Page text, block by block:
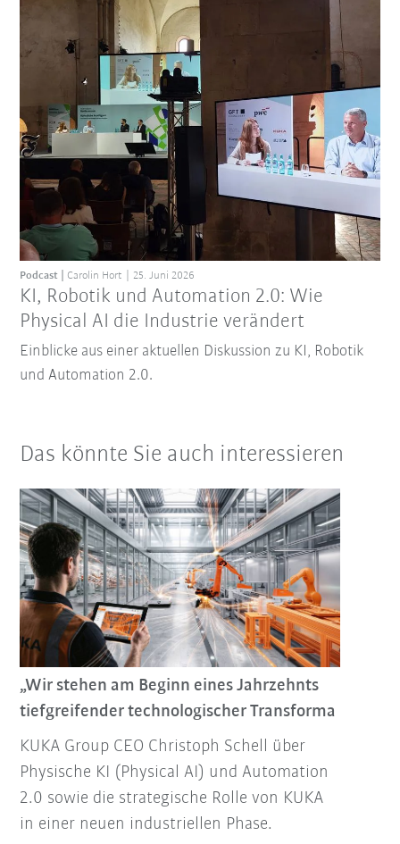
KI, Robotik und Automation 2.0: Wie
Physical AI die Industrie verändert
Podcast Carolin Hort 25. Juni 2026
Einblicke aus einer aktuellen Diskussion zu KI, Robotik
und Automation 2.0.
Das könnte Sie auch interessieren
„Wir stehen am Beginn eines Jahrzehnts
tiefgreifender technologischer Transforma
KUKA Group CEO Christoph Schell über
Physische KI (Physical AI) und Automation
2.0 sowie die strategische Rolle von KUKA
in einer neuen industriellen Phase.